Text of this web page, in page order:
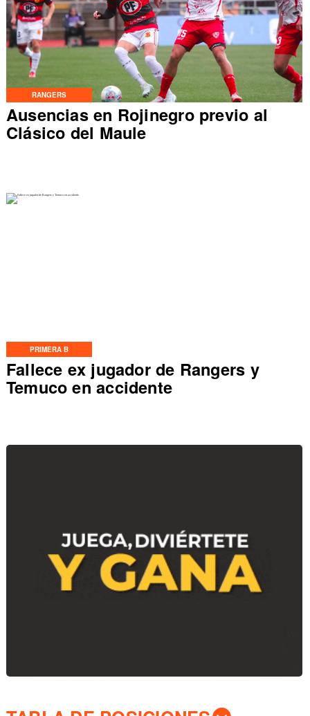
RANGERS
Ausencias en Rojinegro previo al
Clásico del Maule
PRIMERA B
Fallece ex jugador de Rangers y
Temuco en accidente